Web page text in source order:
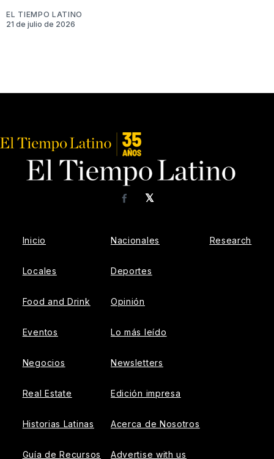
EL TIEMPO LATINO
21 de julio de 2026
𝕏
Facebook
Inicio
Locales
Food and Drink
Eventos
Negocios
Real Estate
Historias Latinas
Guía de Recursos
Nacionales
Deportes
Opinión
Lo más leído
Newsletters
Edición impresa
Acerca de Nosotros
Advertise with us
Research